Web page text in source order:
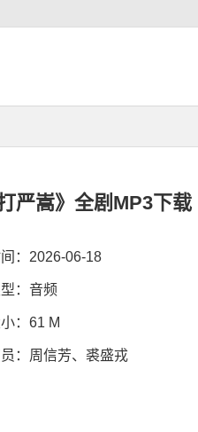
严嵩》全剧MP3下载
：2026-06-18
：音频
：61 M
：周信芳、裘盛戎